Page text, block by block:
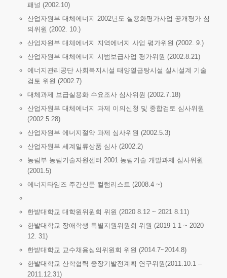
패널 (2002.10)
산업자원부 대체에너지 2002년도 실용화평가사업 공개평가 심
의위원 (2002. 10.)
산업자원부 대체에너지 지역에너지 사업 평가위원 (2002. 9.)
산업자원부 대체에너지 시범보급사업 평가위원 (2002.8.21)
에너지관리공단 사회복지시설 태양열급탕시설 실시설계 기술
검토 위원 (2002.7)
대체과제 보급실용화 수요조사 심사위원 (2002.7.18)
산업자원부 대체에너지 과제 이의신청 및 종합검토 심사위원
(2002.5.28)
산업자원부 에너지절약 과제 심사위원 (2002.5.3)
산업자원부 세계일류상품 심사 (2002.2)
농림부 농림기술자원센터 2001 농림기술 개발과제 심사위원
(2001.5)
에너지타임즈 주간신문 컬럼리스트 (2008.4 ~)
한밭대학교 대학원위원회 위원 (2020 8.12 ~ 2021 8.11)
한밭대학교 장애학생 특별지원위원회 위원 (2019 1 1 ~ 2020
12. 31)
한밭대학교 교수채용심의위원회 위원 (2014.7~2014.8)
한밭대학교 산학협력 중장기발전계획 연구위원(2011.10.1 –
2011.12.31)